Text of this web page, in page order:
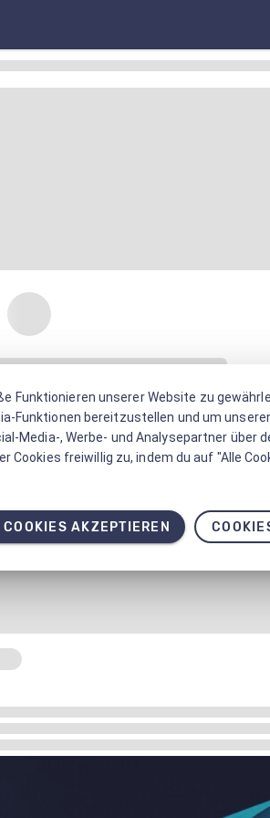
Funktionieren unserer Website zu
Funktionen bereitzustellen und um
Media-, Werbe- und Analysepartner über
Cookies freiwillig zu, indem du auf "Alle
AKZEPTIEREN